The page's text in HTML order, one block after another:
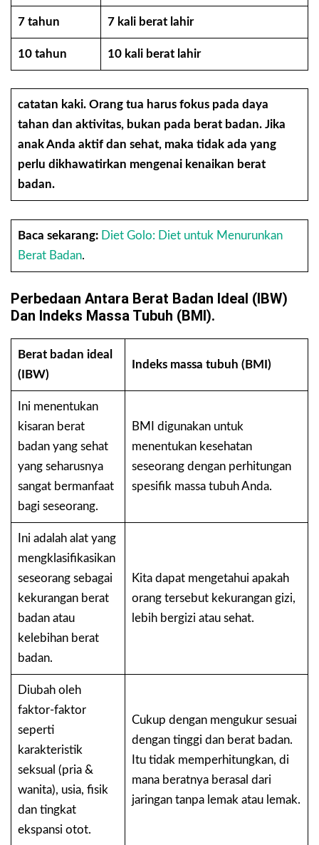
7 tahun 7 kali berat lahir
10 tahun 10 kali berat lahir
catatan kaki. Orang tua harus fokus pada daya
tahan dan aktivitas, bukan pada berat badan. Jika
anak Anda aktif dan sehat, maka tidak ada yang
perlu dikhawatirkan mengenai kenaikan berat
badan.
Baca sekarang:Diet Golo: Diet untuk Menurunkan
Berat Badan.
Perbedaan Antara Berat Badan Ideal (IBW)
Dan Indeks Massa Tubuh (BMI).
Berat badan ideal
(IBW)
Indeks massa tubuh (BMI)
Ini menentukan
kisaran berat
badan yang sehat
yang seharusnya
sangat bermanfaat
bagi seseorang.
BMI digunakan untuk
menentukan kesehatan
seseorang dengan perhitungan
spesifik massa tubuh Anda.
Ini adalah alat yang
mengklasifikasikan
seseorang sebagai
kekurangan berat
badan atau
kelebihan berat
badan.
Kita dapat mengetahui apakah
orang tersebut kekurangan gizi,
lebih bergizi atau sehat.
Diubah oleh
faktor-faktor
seperti
karakteristik
seksual (pria &
wanita), usia, fisik
dan tingkat
ekspansi otot.
Cukup dengan mengukur sesuai
dengan tinggi dan berat badan.
Itu tidak memperhitungkan, di
mana beratnya berasal dari
jaringan tanpa lemak atau lemak.